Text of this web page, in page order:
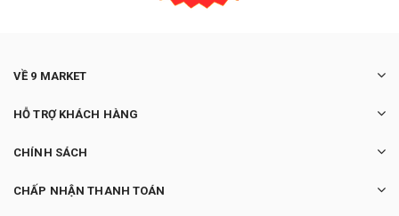
VỀ 9 MARKET
HỖ TRỢ KHÁCH HÀNG
CHÍNH SÁCH
CHẤP NHẬN THANH TOÁN